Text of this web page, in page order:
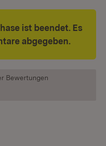
ist beendet. Es
abgegeben.
Bewertungen